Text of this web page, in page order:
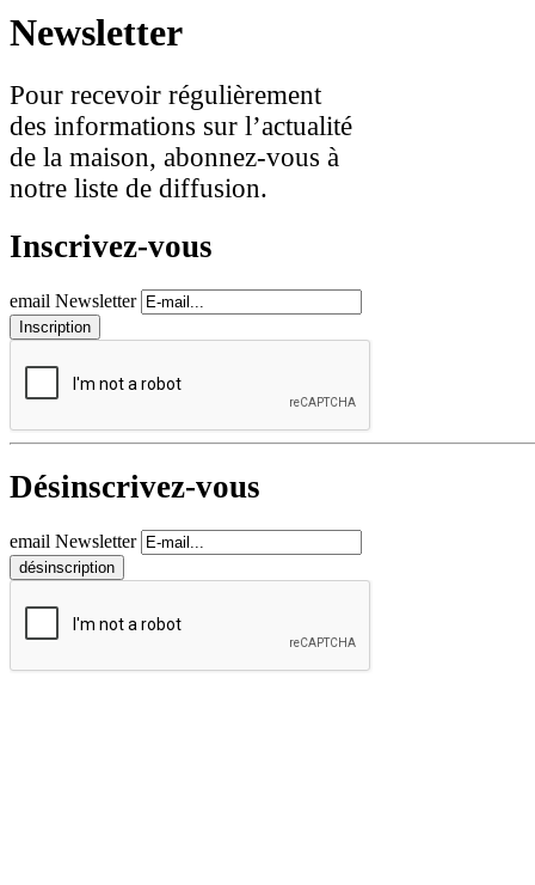
Newsletter
Pour recevoir régulièrement
des informations sur l’actualité
de la maison, abonnez-vous à
notre liste de diffusion.
Inscrivez-vous
email Newsletter
Désinscrivez-vous
email Newsletter